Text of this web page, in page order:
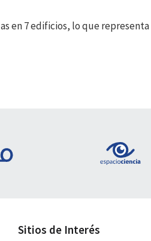
en 7 edificios, lo que
Sitios de Interés